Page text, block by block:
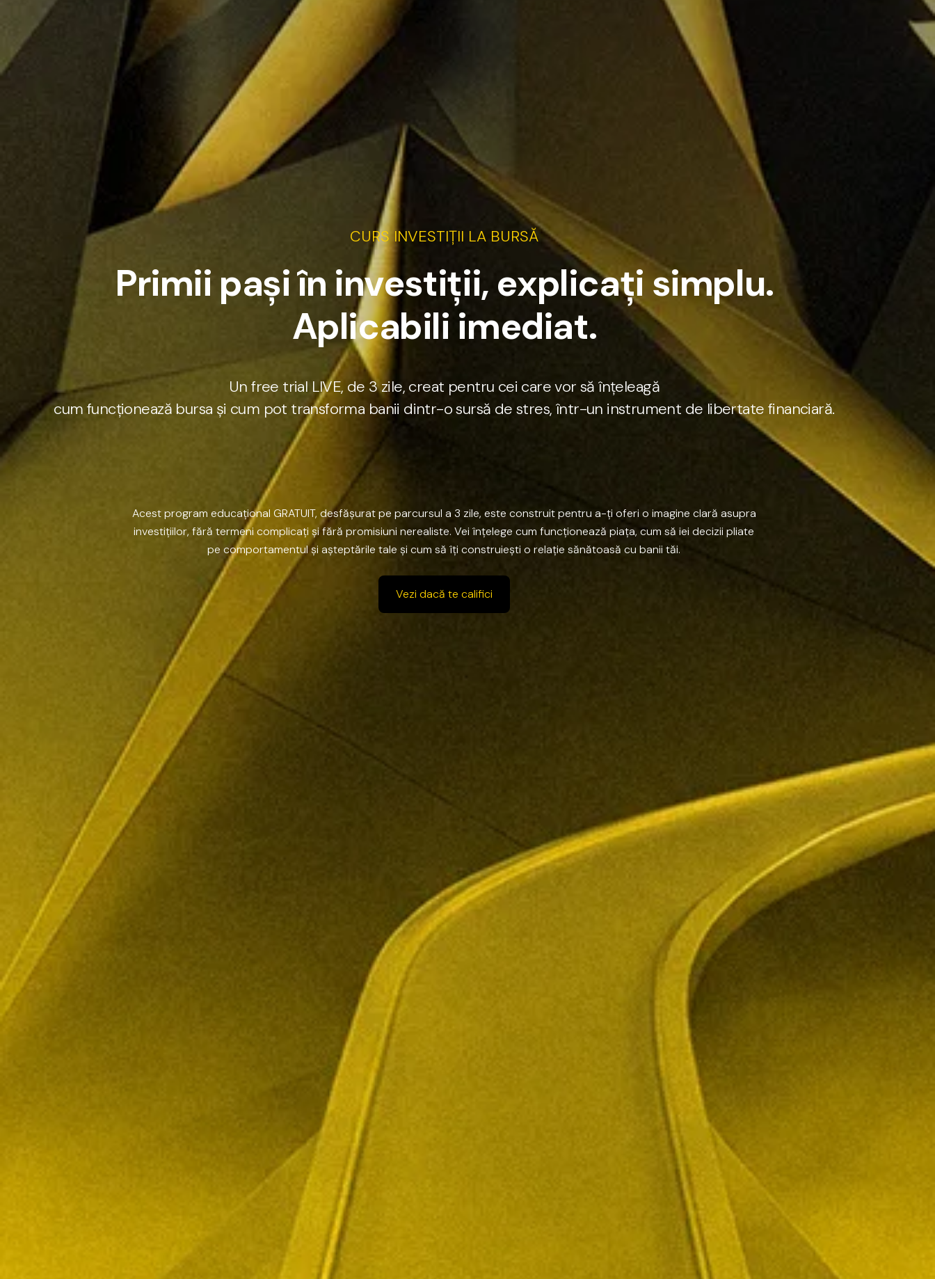
CURS INVESTIȚII LA BURSĂ
Primii pașiîn investiții, explicați simplu.
Aplicabili imediat.
Un free trial LIVE, de 3 zile, creat pentru cei carevor să înțeleagă
cum funcționează bursa și cum pot transforma banii dintr-osursă de stres, într-un instrument de libertate financiară.
Acestprogram educațional GRATUIT, desfășuratpe parcursul a 3 zile, este construitpentru a-ți oferi o imagine clară asupra
investițiilor, fără termeni complicați șifără promisiuni nerealiste. Vei înțelege cum funcționează piața, cum să iei decizii pliate
pe comportamentulși așteptările tale și cum să îți construiești o relație sănătoasă cu banii tăi.
Vezi dacă te califici